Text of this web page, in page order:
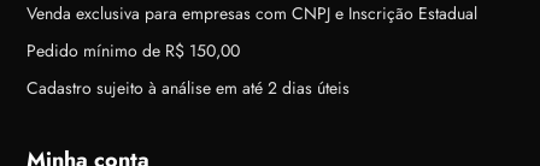
Venda exclusiva para empresas com CNPJ e Inscrição Estadual
Pedido mínimo de R$ 150,00
Cadastro sujeito à análise em até 2 dias úteis